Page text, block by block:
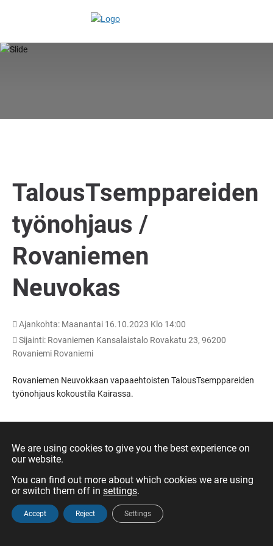
TalousTsemppareiden
työnohjaus /
Rovaniemen
Neuvokas
Ajankohta: Maanantai 16.10.2023 Klo 14:00
Sijainti: Rovaniemen Kansalaistalo Rovakatu 23, 96200
Rovaniemi Rovaniemi
Rovaniemen Neuvokkaan vapaaehtoisten TalousTsemppareiden
työnohjaus kokoustila Kairassa.
We are using cookies to give you the best experience on
our website.
You can find out more about which cookies we are using
or switch them off in settings.
Accept Reject Settings